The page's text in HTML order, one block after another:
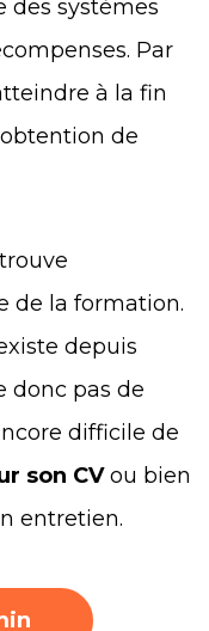
des systèmes
Par
à la fin
de
de la formation.
depuis
donc pas de
difficile de
son CVou bien
entretien.